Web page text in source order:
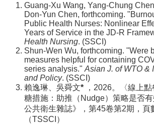
Guang-Xu Wang, Yang-Chung
Don-Yun Chen, forthcoming.
Public Health Nurses: Nonlinear
Years of Service in the JD-R
Health Nursing. (SSCI)
Shun-Wen Wu, forthcoming. "Were
measures helpful for containing
series analysis." Asian J. of WTO &
and Policy. (SSCI)
賴逸琳、吳舜文* ，2026。〈線上點
糖措施：助推（Nudge）策略是否有
公共衛生雜誌》，第45卷第2期，頁
（TSSCI）